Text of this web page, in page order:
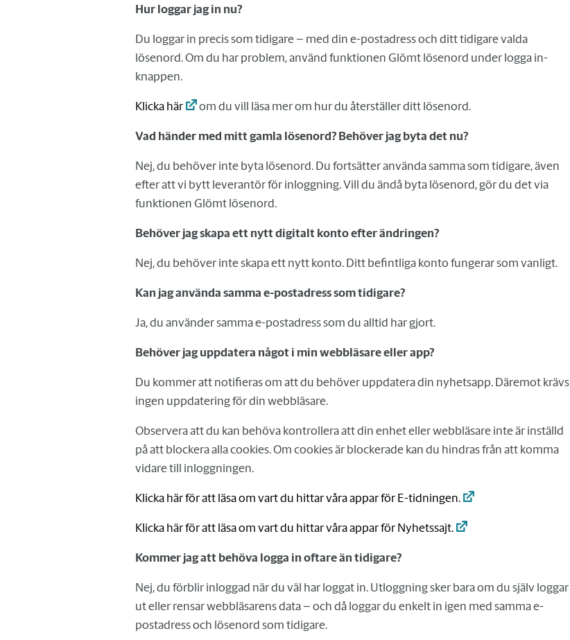
Hur loggar jag in nu?
Du loggar in precis som tidigare – med din e-postadress och ditt tidigare valda
lösenord. Om du har problem, använd funktionen Glömt lösenord under logga in-
knappen.
Klicka här
om du vill läsa mer om hur du återställer ditt lösenord.
Vad händer med mitt gamla lösenord? Behöver jag byta det nu?
Nej, du behöver inte byta lösenord. Du fortsätter använda samma som tidigare, även
efter att vi bytt leverantör för inloggning. Vill du ändå byta lösenord, gör du det via
funktionen Glömt lösenord.
Behöver jag skapa ett nytt digitalt konto efter ändringen?
Nej, du behöver inte skapa ett nytt konto. Ditt befintliga konto fungerar som vanligt.
Kan jag använda samma e-postadress som tidigare?
Ja, du använder samma e-postadress som du alltid har gjort.
Behöver jag uppdatera något i min webbläsare eller app?
Du kommer att notifieras om att du behöver uppdatera din nyhetsapp. Däremot krävs
ingen uppdatering för din webbläsare.
Observera att du kan behöva kontrollera att din enhet eller webbläsare inte är inställd
på att blockera alla cookies. Om cookies är blockerade kan du hindras från att komma
vidare till inloggningen.
Klicka här för att läsa om vart du hittar våra appar för E-tidningen.
Klicka här för att läsa om vart du hittar våra appar för Nyhetssajt.
Kommer jag att behöva logga in oftare än tidigare?
Nej, du förblir inloggad när du väl har loggat in. Utloggning sker bara om du själv loggar
ut eller rensar webbläsarens data – och då loggar du enkelt in igen med samma e-
postadress och lösenord som tidigare.